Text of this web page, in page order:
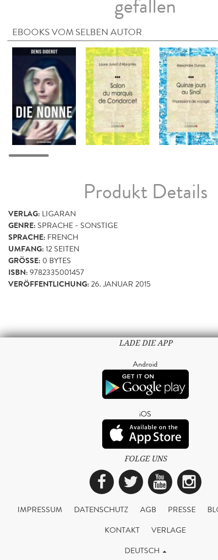
gefallen
EBOOKS VOM SELBEN AUTOR
Produkt Details
VERLAG: LIGARAN
GENRE: SPRACHE - SONSTIGE
SPRACHE: FRENCH
UMFANG:12 SEITEN
GRÖSSE: 0 BYTES
ISBN:9782335001457
VERÖFFENTLICHUNG:26. JANUAR 2015
LADE DIE APP
Android
iOS
FOLGE UNS
Facebook
Twitter
IMPRESSUM DATENSCHUTZ AGB PRESSE
KONTAKT
VERLAGE
DEUTSCH